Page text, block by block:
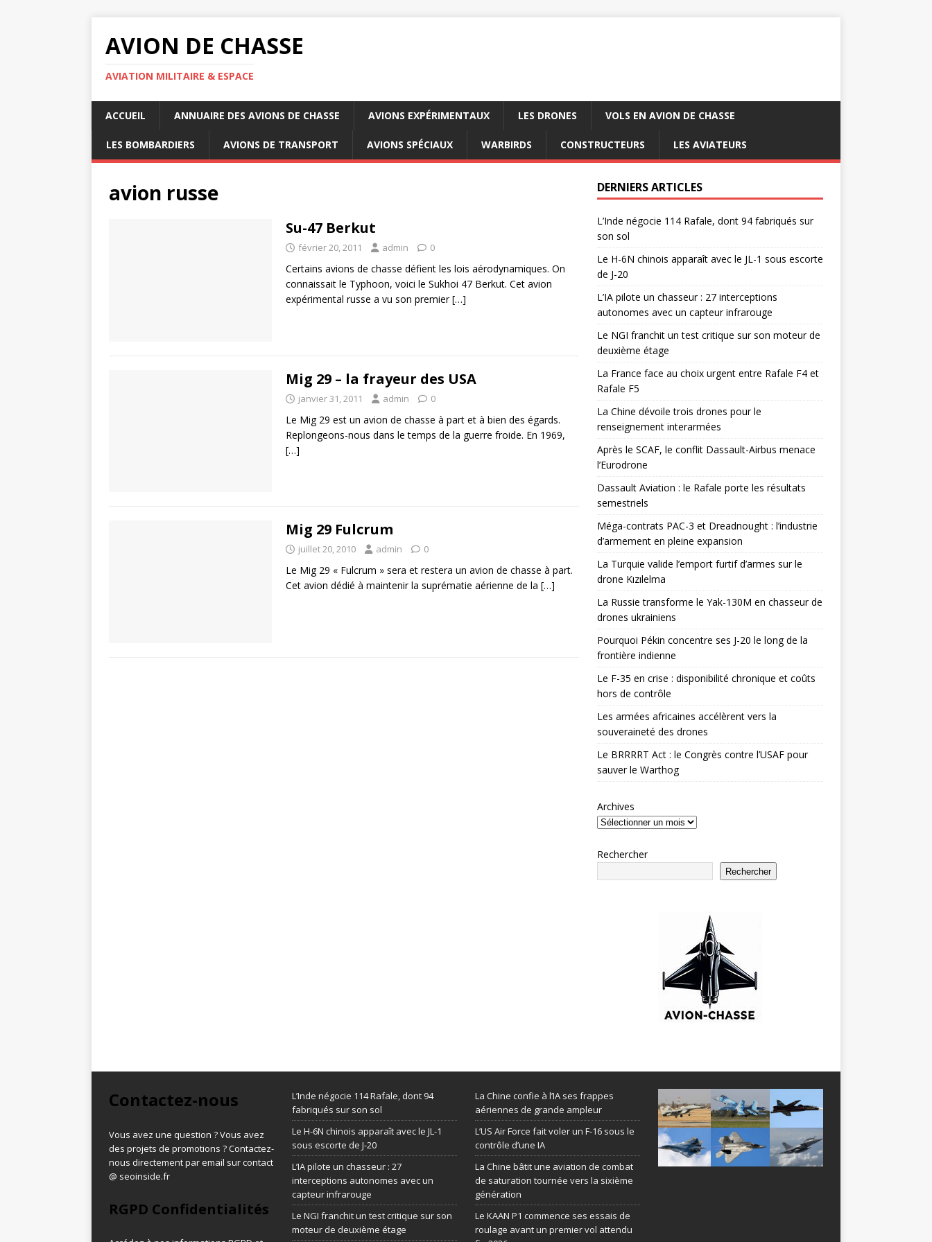
AVION DE CHASSE
AVIATION MILITAIRE & ESPACE
ACCUEIL ANNUAIRE DES AVIONS DE CHASSE AVIONS EXPÉRIMENTAUX LES DRONES VOLS EN AVION DE CHASSE
LES BOMBARDIERS AVIONS DE TRANSPORT AVIONS SPÉCIAUX WARBIRDS CONSTRUCTEURS LES AVIATEURS
avion russe
Su-47 Berkut
février 20, 2011 admin 0
Certains avions de chasse défient les lois aérodynamiques. On
connaissait le Typhoon, voici le Sukhoi 47 Berkut. Cet avion
expérimental russe a vu son premier[…]
Mig 29 – la frayeur des USA
janvier 31, 2011 admin 0
Le Mig 29 est un avion de chasse à part et à bien des égards.
Replongeons-nous dans le temps de la guerre froide. En 1969,
[…]
Mig 29 Fulcrum
juillet 20, 2010 admin 0
Le Mig 29 « Fulcrum » sera et restera un avion de chasse à part.
Cet avion dédié à maintenir la suprématie aérienne de la […]
DERNIERS ARTICLES
L’Inde négocie 114 Rafale, dont 94 fabriqués sur
son sol
Le H-6N chinois apparaît avec le JL-1 sous escorte
de J-20
L’IA pilote un chasseur : 27 interceptions
autonomes avec un capteur infrarouge
Le NGI franchit un test critique sur son moteur de
deuxième étage
La France face au choix urgent entre Rafale F4 et
Rafale F5
La Chine dévoile trois drones pour le
renseignement interarmées
Après le SCAF, le conflit Dassault-Airbus menace
l’Eurodrone
Dassault Aviation : le Rafale porte les résultats
semestriels
Méga-contrats PAC-3 et Dreadnought : l’industrie
d’armement en pleine expansion
La Turquie valide l’emport furtif d’armes sur le
drone Kızılelma
La Russie transforme le Yak-130M en chasseur de
drones ukrainiens
Pourquoi Pékin concentre ses J-20 le long de la
frontière indienne
Le F-35 en crise : disponibilité chronique et coûts
hors de contrôle
Les armées africaines accélèrent vers la
souveraineté des drones
Le BRRRRT Act : le Congrès contre l’USAF pour
sauver le Warthog
Archives
Rechercher
Rechercher
Contactez-nous
Vous avez une question ? Vous avez
des projets de promotions ? Contactez-
nous directement par email sur contact
@ seoinside.fr
RGPD Confidentialités
L’Inde négocie 114 Rafale, dont 94
fabriqués sur son sol
Le H-6N chinois apparaît avec le JL-1
sous escorte de J-20
L’IA pilote un chasseur : 27
interceptions autonomes avec un
capteur infrarouge
Le NGI franchit un test critique sur son
moteur de deuxième étage
La Chine confie à l’IA ses frappes
aériennes de grande ampleur
L’US Air Force fait voler un F-16 sous le
contrôle d’une IA
La Chine bâtit une aviation de combat
de saturation tournée vers la sixième
génération
Le KAAN P1 commence ses essais de
roulage avant un premier vol attendu